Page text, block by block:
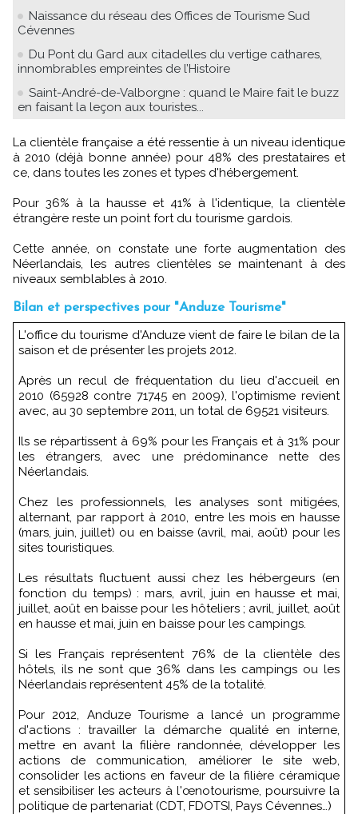
Naissance du réseau des Offices de Tourisme Sud
Cévennes
Du Pont du Gard aux citadelles du vertige cathares,
innombrables empreintes de l’Histoire
Saint-André-de-Valborgne : quand le Maire fait le buzz
en faisant la leçon aux touristes...
La clientèle française a été ressentie à un niveau identique
à 2010 (déjà bonne année) pour 48% des prestataires et
ce, dans toutes les zones et types d'hébergement.
Pour 36% à la hausse et 41% à l'identique, la clientèle
étrangère reste un point fort du tourisme gardois.
Cette année, on constate une forte augmentation des
Néerlandais, les autres clientèles se maintenant à des
niveaux semblables à 2010.
Bilan et perspectives pour "Anduze Tourisme"
L'office du tourisme d'Anduze vient de faire le bilan de la
saison et de présenter les projets 2012.
Après un recul de fréquentation du lieu d'accueil en
2010 (65928 contre 71745 en 2009), l'optimisme revient
avec, au 30 septembre 2011, un total de 69521 visiteurs.
Ils se répartissent à 69% pour les Français et à 31% pour
les étrangers, avec une prédominance nette des
Néerlandais.
Chez les professionnels, les analyses sont mitigées,
alternant, par rapport à 2010, entre les mois en hausse
(mars, juin, juillet) ou en baisse (avril, mai, août) pour les
sites touristiques.
Les résultats fluctuent aussi chez les hébergeurs (en
fonction du temps) : mars, avril, juin en hausse et mai,
juillet, août en baisse pour les hôteliers ; avril, juillet, août
en hausse et mai, juin en baisse pour les campings.
Si les Français représentent 76% de la clientèle des
hôtels, ils ne sont que 36% dans les campings ou les
Néerlandais représentent 45% de la totalité.
Pour 2012, Anduze Tourisme a lancé un programme
d'actions : travailler la démarche qualité en interne,
mettre en avant la filière randonnée, développer les
actions de communication, améliorer le site web,
consolider les actions en faveur de la filière céramique
et sensibiliser les acteurs à l'œnotourisme, poursuivre la
politique de partenariat (CDT, FDOTSI, Pays Cévennes…)